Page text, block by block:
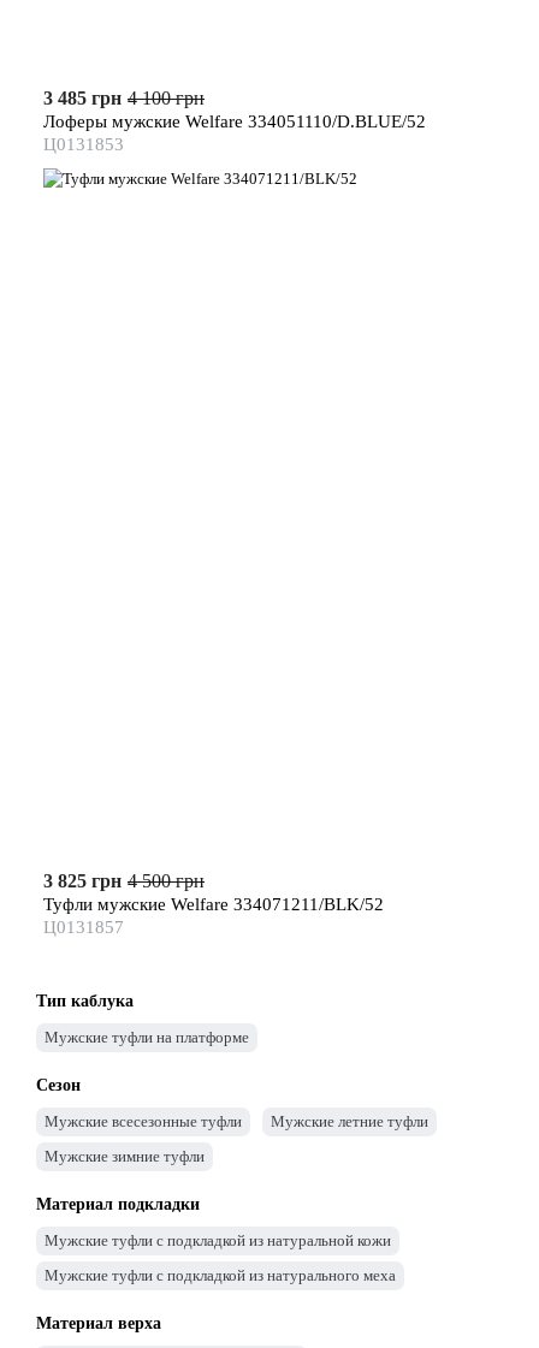
3 485 грн 4 100 грн
Лоферы мужские Welfare 334051110/D.BLUE/52
Ц0131853
3 825 грн 4 500 грн
Туфли мужские Welfare 334071211/BLK/52
Ц0131857
Тип каблука
Мужские туфли на платформе
Сезон
Мужские всесезонные туфли
Мужские летние туфли
Мужские зимние туфли
Материал подкладки
Мужские туфли с подкладкой из натуральной кожи
Мужские туфли с подкладкой из натурального меха
Материал верха